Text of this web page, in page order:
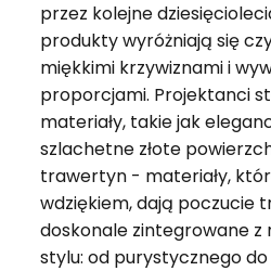
przez kolejne
produkty wyróżniają się
miękkimi krzywiznami i
proporcjami. Projektanci
materiały, takie jak
szlachetne złote
trawertyn - materiały,
wdziękiem, dają poczucie
doskonale zintegrowane z
stylu: od purystycznego do